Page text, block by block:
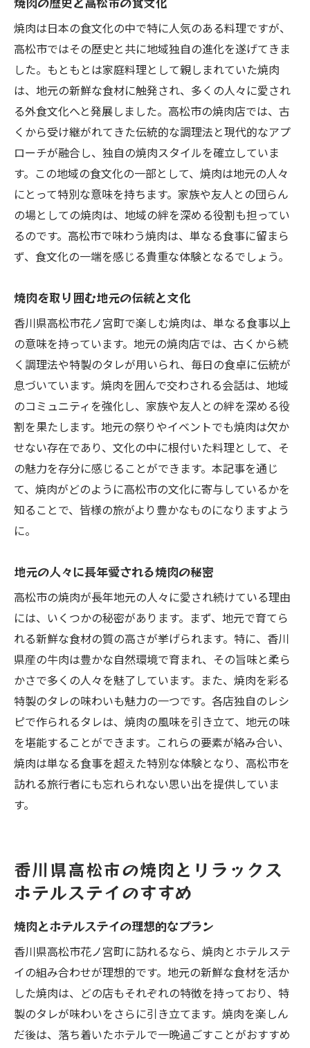
焼肉は日本の食文化の中で特に人気のある料理ですが、
高松市ではその歴史と共に地域独自の進化を遂げてきま
した。もともとは家庭料理として親しまれていた焼肉
は、地元の新鮮な食材に触発され、多くの人々に愛され
る外食文化へと発展しました。高松市の焼肉店では、古
くから受け継がれてきた伝統的な調理法と現代的なアプ
ローチが融合し、独自の焼肉スタイルを確立していま
す。この地域の食文化の一部として、焼肉は地元の人々
にとって特別な意味を持ちます。家族や友人との団らん
の場としての焼肉は、地域の絆を深める役割も担ってい
るのです。高松市で味わう焼肉は、単なる食事に留まら
ず、食文化の一端を感じる貴重な体験となるでしょう。
焼肉を取り囲む地元の伝統と文化
香川県高松市花ノ宮町で楽しむ焼肉は、単なる食事以上
の意味を持っています。地元の焼肉店では、古くから続
く調理法や特製のタレが用いられ、毎日の食卓に伝統が
息づいています。焼肉を囲んで交わされる会話は、地域
のコミュニティを強化し、家族や友人との絆を深める役
割を果たします。地元の祭りやイベントでも焼肉は欠か
せない存在であり、文化の中に根付いた料理として、そ
の魅力を存分に感じることができます。本記事を通じ
て、焼肉がどのように高松市の文化に寄与しているかを
知ることで、皆様の旅がより豊かなものになりますよう
に。
地元の人々に長年愛される焼肉の秘密
高松市の焼肉が長年地元の人々に愛され続けている理由
には、いくつかの秘密があります。まず、地元で育てら
れる新鮮な食材の質の高さが挙げられます。特に、香川
県産の牛肉は豊かな自然環境で育まれ、その旨味と柔ら
かさで多くの人々を魅了しています。また、焼肉を彩る
特製のタレの味わいも魅力の一つです。各店独自のレシ
ピで作られるタレは、焼肉の風味を引き立て、地元の味
を堪能することができます。これらの要素が絡み合い、
焼肉は単なる食事を超えた特別な体験となり、高松市を
訪れる旅行者にも忘れられない思い出を提供していま
す。
香川県高松市の焼肉とリラックス
ホテルステイのすすめ
焼肉とホテルステイの理想的なプラン
香川県高松市花ノ宮町に訪れるなら、焼肉とホテルステ
イの組み合わせが理想的です。地元の新鮮な食材を活か
した焼肉は、どの店もそれぞれの特徴を持っており、特
製のタレが味わいをさらに引き立てます。焼肉を楽しん
だ後は、落ち着いたホテルで一晩過ごすことがおすすめ